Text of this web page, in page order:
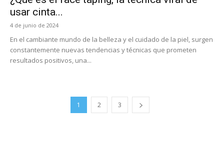
usar cinta...
4 de junio de 2024
En el cambiante mundo de la belleza y el cuidado de la piel, surgen
constantemente nuevas tendencias y técnicas que prometen
resultados positivos, una...
1 2 3